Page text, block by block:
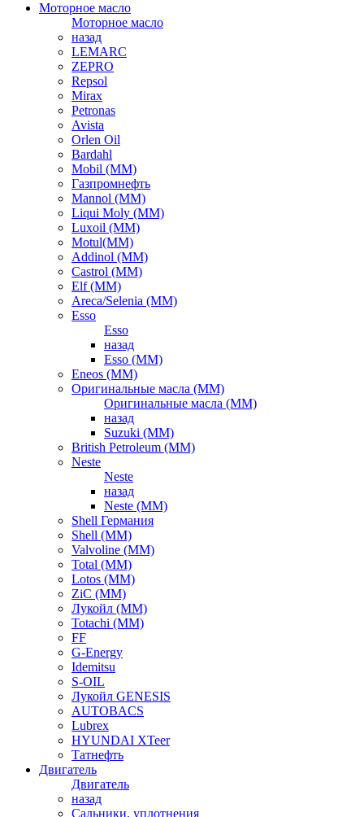
Моторное масло
Моторное масло
назад
LEMARC
ZEPRO
Repsol
Mirax
Petronas
Avista
Orlen Oil
Bardahl
Mobil (ММ)
Газпромнефть
Mannol (ММ)
Liqui Moly (ММ)
Luxoil (ММ)
Motul(ММ)
Addinol (ММ)
Castrol (ММ)
Elf (ММ)
Areca/Selenia (ММ)
Esso
Esso
назад
Esso (ММ)
Eneos (ММ)
Оригинальные масла (ММ)
Оригинальные масла (ММ)
назад
Suzuki (ММ)
British Petroleum (ММ)
Neste
Neste
назад
Neste (ММ)
Shell Германия
Shell (ММ)
Valvoline (ММ)
Total (ММ)
Lotos (ММ)
ZiC (ММ)
Лукойл (ММ)
Totachi (MM)
FF
G-Energy
Idemitsu
S-OIL
Лукойл GENESIS
AUTOBACS
Lubrex
HYUNDAI XTeer
Татнефть
Двигатель
Двигатель
назад
Сальники, уплотнения